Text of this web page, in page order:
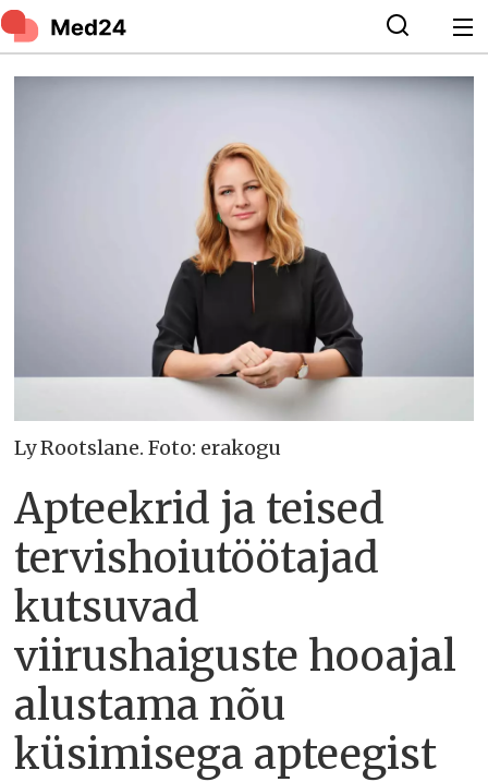
Ly Rootslane. Foto: erakogu
Apteekrid ja teised
tervishoiutöötajad
kutsuvad
viirushaiguste hooajal
alustama nõu
küsimisega apteegist